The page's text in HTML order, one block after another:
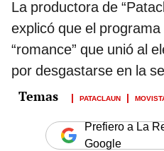
La productora de
explicó que el
“romance” que unió al
por desgastarse en la
PATACLAUN
Prefiero a La
Google